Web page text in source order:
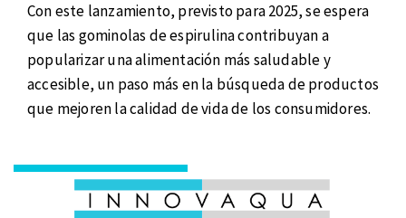
Con este lanzamiento, previsto para 2025, se espera
que las gominolas de espirulina contribuyan a
popularizar una alimentación más saludable y
accesible, un paso más en la búsqueda de productos
que mejoren la calidad de vida de los consumidores.